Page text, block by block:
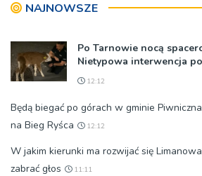
NAJNOWSZE
Po Tarnowie nocą
Nietypowa interwencja
12:12
Będą biegać po górach w gminie
na Bieg Ryśca
12:12
W jakim kierunki ma rozwijać się
zabrać głos
11:11